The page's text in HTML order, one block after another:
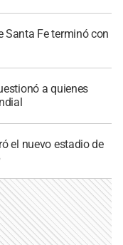
Santa Fe terminó con
a quienes
el nuevo estadio de